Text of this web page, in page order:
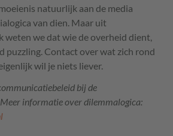
natuurlijk aan de media
van dien. Maar uit
weten we dat wie de overheid dient,
puzzling. Contact over wat zich rond
wil je niets liever.
bij de
informatie over dilemmalogica: